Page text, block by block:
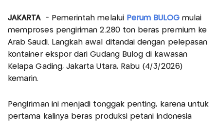
JAKARTA- Pemerintah melalui Perum BULOGmulai
memproses pengiriman 2.280 ton beras premium ke
Arab Saudi. Langkah awal ditandai dengan pelepasan
kontainer ekspor dari Gudang Bulog di kawasan
Kelapa Gading, Jakarta Utara, Rabu (4/3/2026)
kemarin.
Pengiriman ini menjadi tonggak penting, karena untuk
pertama kalinya beras produksi petani Indonesia